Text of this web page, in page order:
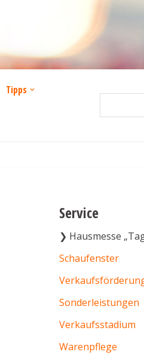
Tipps
Service
Hausmesse
Schaufenster
Sonderleistungen
Verkaufsstadium
Warenpflege